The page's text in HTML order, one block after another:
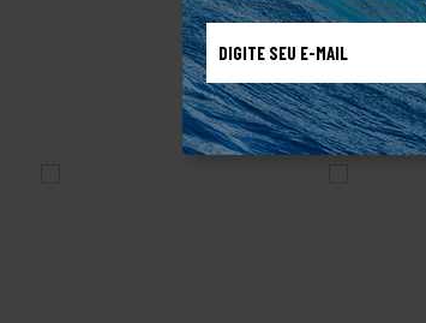
TALVEZ